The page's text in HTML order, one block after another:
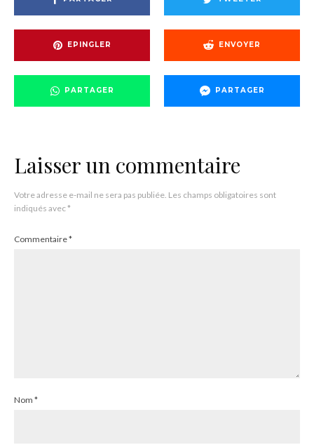
EPINGLER ENVOYER
PARTAGER PARTAGER
Laisser un commentaire
Votre adresse e-mail ne sera pas publiée. Les champs obligatoires sont
indiqués avec*
Commentaire*
Nom *